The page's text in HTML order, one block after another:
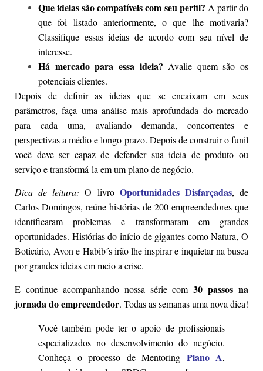
Que ideias são compatíveis com seu perfil? A partir do
que foi listado anteriormente, o que lhe motivaria?
Classifique essas ideias de acordo com seu nível de
interesse.
Há mercado para essa ideia?Avalie quem são os
potenciais clientes.
Depois de definir as ideias que se encaixam em seus
parâmetros, faça uma análise mais aprofundada do mercado
para cada uma, avaliando demanda, concorrentes e
perspectivas a médio e longo prazo. Depois de construir o funil
você deve ser capaz de defender sua ideia de produto ou
serviço e transformá-la em um plano de negócio.
Dica de leitura: O livro Oportunidades Disfarçadas, de
Carlos Domingos, reúne histórias de 200 empreendedores que
identificaram problemas e transformaram em grandes
oportunidades. Histórias do início de gigantes como Natura, O
Boticário, Avon e Habib´s irão lhe inspirar e inquietar na busca
por grandes ideias em meio a crise.
E continue acompanhando nossa série com30 passos na
jornada do empreendedor. Todas as semanas uma nova dica!
Você também pode ter o apoio de profissionais
especializados no desenvolvimento do negócio.
Conheça o processo de Mentoring Plano A,